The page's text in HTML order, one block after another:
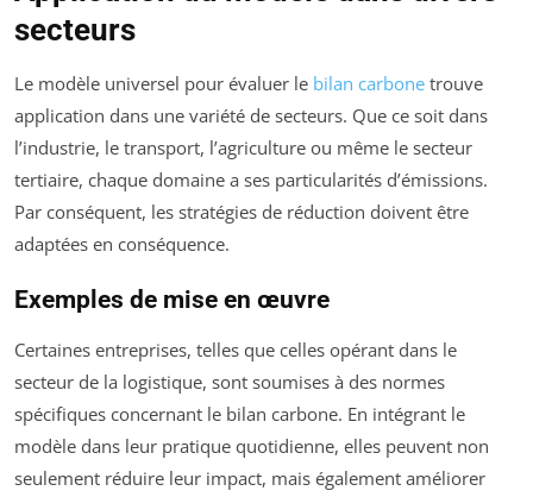
secteurs
Le modèle universel pour évaluer le bilan carbone trouve
application dans une variété de secteurs. Que ce soit dans
l’industrie, le transport, l’agriculture ou même le secteur
tertiaire, chaque domaine a ses particularités d’émissions.
Par conséquent, les stratégies de réduction doivent être
adaptées en conséquence.
Exemples de mise en œuvre
Certaines entreprises, telles que celles opérant dans le
secteur de la logistique, sont soumises à des normes
spécifiques concernant le bilan carbone. En intégrant le
modèle dans leur pratique quotidienne, elles peuvent non
seulement réduire leur impact, mais également améliorer